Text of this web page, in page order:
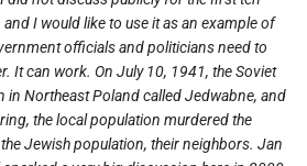
I would like to use it as an example of
officials and politicians need to
It can work. On July 10, 1941, the Soviet
in Northeast Poland called Jedwabne, and
the local population murdered the
Jewish population, their neighbors. Jan